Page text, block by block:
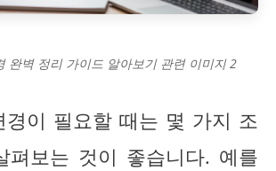
완벽 정리 가이드 알아보기 관련 이미지 2
경이 필요할 때는 몇 가지 조
펴보는 것이 좋습니다. 예를